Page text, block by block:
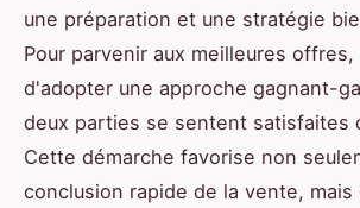
une préparation et une stratégie
Pour parvenir aux meilleures
d'adopter une approche gagnant-
deux parties se sentent satisfaites
Cette démarche favorise non
conclusion rapide de la vente, mais